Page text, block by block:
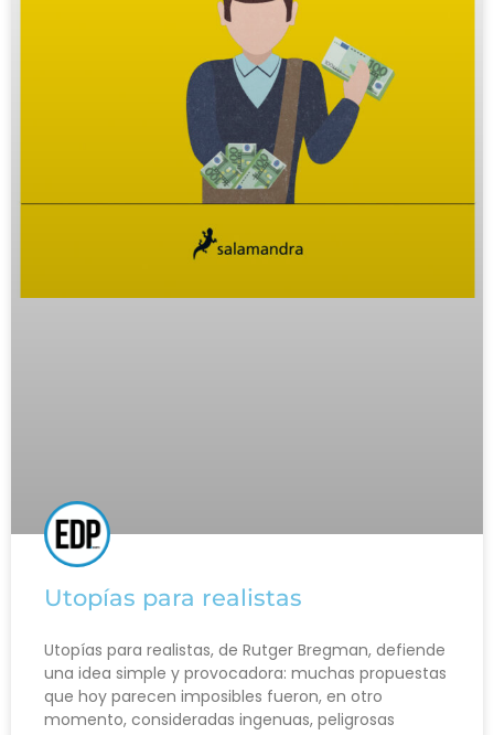
Utopías para realistas
Utopías para realistas, de Rutger Bregman, defiende
una idea simple y provocadora: muchas propuestas
que hoy parecen imposibles fueron, en otro
momento, consideradas ingenuas, peligrosas